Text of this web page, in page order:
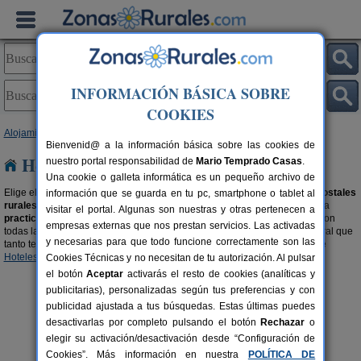
Alojamientos
Hostales Rurales en Albacete
Elige el destino que quieres yreserva una habitaciónen uno de estos
hostales
rurales en Albacetedisponibles. Lugares acogedores y con encanto para
practicar turismo rural en Albacete
de una forma cómoda y tranquila. Con
todas las comodidades como si estuvieras en tu casa y con el encanto rural que
tanto te gusta. También te recomendamos buscar en nuestra selección de
Hoteles en AlbaceteyHoteles Rurales en Albacete.
INFORMACIÓN BÁSICA SOBRE
COOKIES
Bienvenid@ a la información básica sobre las cookies de
nuestro portal responsabilidad de Mario Temprado Casas.
Una cookie o galleta informática es un pequeño archivo de
información que se guarda en tu pc, smartphone o tablet al
visitar el portal. Algunas son nuestras y otras pertenecen a
empresas externas que nos prestan servicios. Las activadas
y necesarias para que todo funcione correctamente son las
Cookies Técnicas y no necesitan de tu autorización. Al pulsar
el botónAceptar activarás el resto de cookies (analíticas y
publicitarias), personalizadas según tus preferencias y con
publicidad ajustada a tus búsquedas. Estas últimas puedes
desactivarlas por completo pulsando el botón Rechazar o
elegir su activación/desactivación desde “Configuración de
Cookies”. Más información en nuestra
POLÍTICA DE